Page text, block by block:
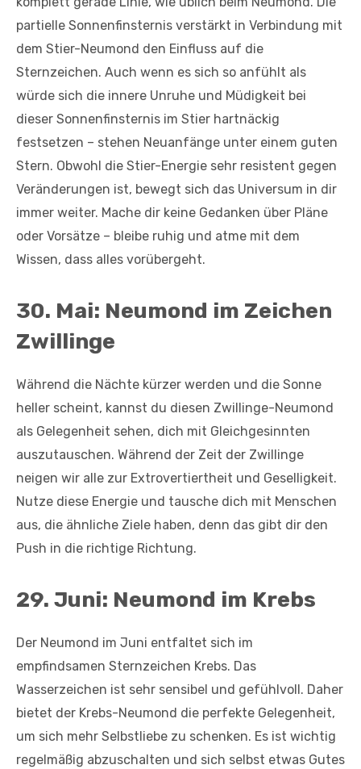
partielle Sonnenfinsternis verstärkt in Verbindung mit
dem Stier-Neumond den Einfluss auf die
Sternzeichen. Auch wenn es sich so anfühlt als
würde sich die innere Unruhe und Müdigkeit bei
dieser Sonnenfinsternis im Stier hartnäckig
festsetzen – stehen Neuanfänge unter einem guten
Stern. Obwohl die Stier-Energie sehr resistent gegen
Veränderungen ist, bewegt sich das Universum in dir
immer weiter. Mache dir keine Gedanken über Pläne
oder Vorsätze – bleibe ruhig und atme mit dem
Wissen, dass alles vorübergeht.
30. Mai: Neumond im Zeichen
Zwillinge
Während die Nächte kürzer werden und die Sonne
heller scheint, kannst du diesen Zwillinge-Neumond
als Gelegenheit sehen, dich mit Gleichgesinnten
auszutauschen. Während der Zeit der Zwillinge
neigen wir alle zur Extrovertiertheit und Geselligkeit.
Nutze diese Energie und tausche dich mit Menschen
aus, die ähnliche Ziele haben, denn das gibt dir den
Push in die richtige Richtung.
29. Juni: Neumond im Krebs
Der Neumond im Juni entfaltet sich im
empfindsamen Sternzeichen Krebs. Das
Wasserzeichen ist sehr sensibel und gefühlvoll. Daher
bietet der Krebs-Neumond die perfekte Gelegenheit,
um sich mehr Selbstliebe zu schenken. Es ist wichtig
regelmäßig abzuschalten und sich selbst etwas Gutes